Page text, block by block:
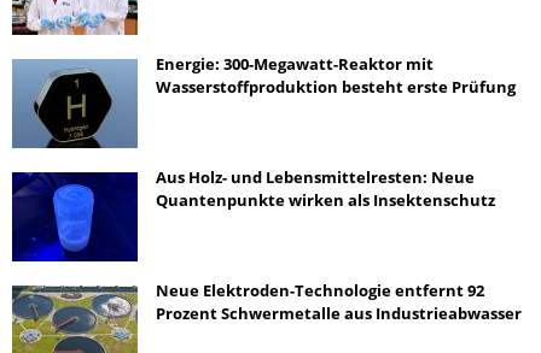
Energie: 300-Megawatt-Reaktor mit
Wasserstoffproduktion besteht erste Prüfung
Aus Holz- und Lebensmittelresten: Neue
Quantenpunkte wirken als Insektenschutz
Neue Elektroden-Technologie entfernt 92
Prozent Schwermetalle aus Industrieabwasser